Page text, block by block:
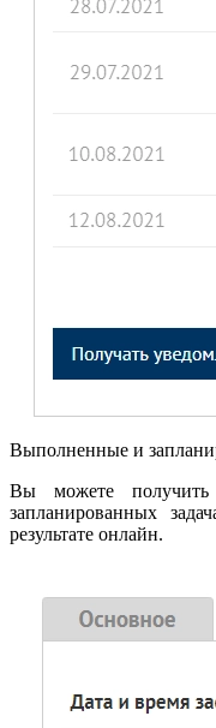
Выполненные и
Вы можете
запланированных
результате онлайн.